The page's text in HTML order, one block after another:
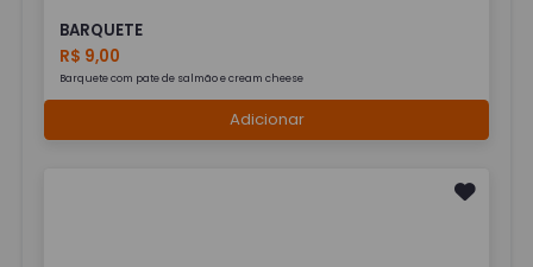
BARQUETE
R$ 9,00
Barquete com pate de salmão e cream cheese
Adicionar